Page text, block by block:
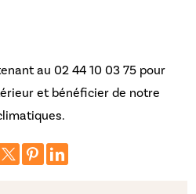
au 02 44 10 03 75 pour
et bénéficier de notre